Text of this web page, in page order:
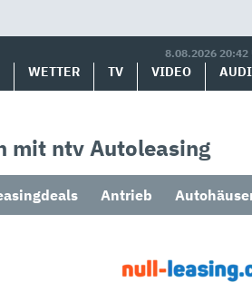
8.08.2026 20:42
WETTER TV VIDEO
mit ntv Autoleasing
Antrieb